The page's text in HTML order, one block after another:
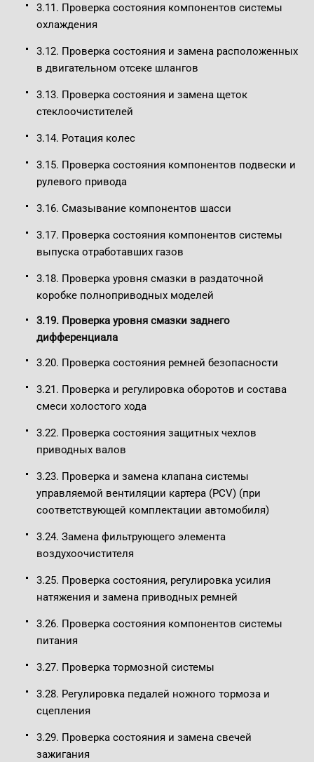
3.11. Проверка состояния компонентов системы
охлаждения
3.12. Проверка состояния и замена расположенных
в двигательном отсеке шлангов
3.13. Проверка состояния и замена щеток
стеклоочистителей
3.14. Ротация колес
3.15. Проверка состояния компонентов подвески и
рулевого привода
3.16. Смазывание компонентов шасси
3.17. Проверка состояния компонентов системы
выпуска отработавших газов
3.18. Проверка уровня смазки в раздаточной
коробке полноприводных моделей
3.19. Проверка уровня смазки заднего
дифференциала
3.20. Проверка состояния ремней безопасности
3.21. Проверка и регулировка оборотов и состава
смеси холостого хода
3.22. Проверка состояния защитных чехлов
приводных валов
3.23. Проверка и замена клапана системы
управляемой вентиляции картера (PCV) (при
соответствующей комплектации автомобиля)
3.24. Замена фильтрующего элемента
воздухоочистителя
3.25. Проверка состояния, регулировка усилия
натяжения и замена приводных ремней
3.26. Проверка состояния компонентов системы
питания
3.27. Проверка тормозной системы
3.28. Регулировка педалей ножного тормоза и
сцепления
3.29. Проверка состояния и замена свечей
зажигания